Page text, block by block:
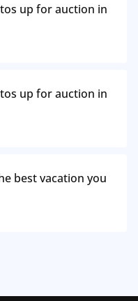
up for auction in
up for auction in
best vacation you